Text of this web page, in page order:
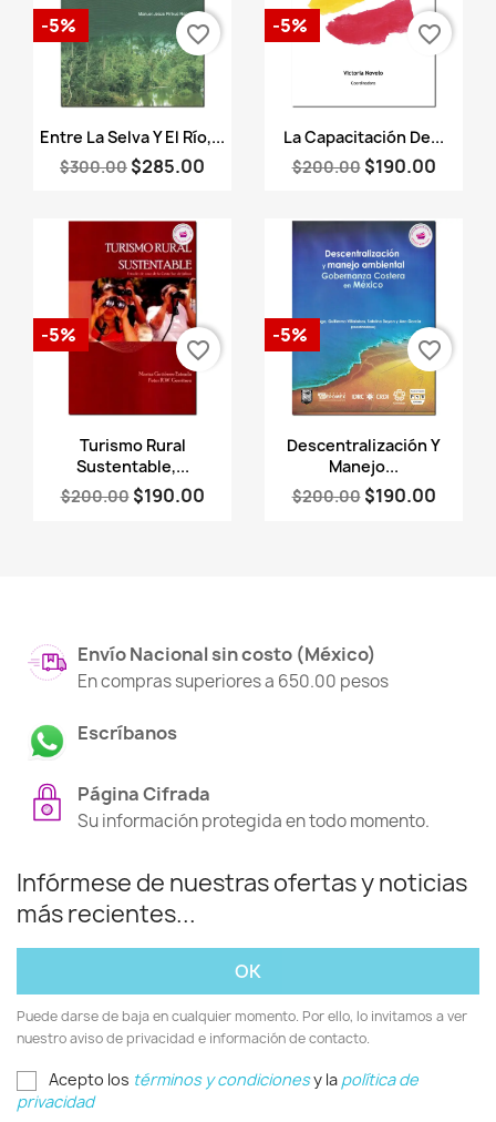
 Vista rápida
Entre La Selva Y El Río,...
$300.00 $285.00
-5% favorite_border
Vista rápida
La Capacitación De...
$200.00 $190.00
-5% favorite_border
Vista rápida
Turismo Rural
Sustentable,...
$200.00 $190.00
-5%
favorite_border
Vista rápida
Descentralización Y
Manejo...
$200.00 $190.00
-5%
favorite_border
Envío Nacional sin costo (México)
En compras superiores a 650.00 pesos
Escríbanos
Página Cifrada
Su información protegida en todo momento.
Infórmese de nuestras ofertas y noticias
más recientes...
Puede darse de baja en cualquier momento. Por ello, lo invitamos a ver
nuestro aviso de privacidad e información de contacto.
Acepto los términos y condicionesy la política de
privacidad